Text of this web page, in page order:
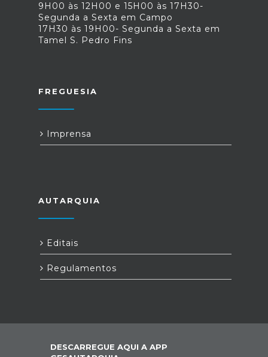
9H00 às 12H00 e 15H00 às 17H30-
Segunda a Sexta em Campo
17H30 às 19H00- Segunda a Sexta em
Tamel S. Pedro Fins
FREGUESIA
Imprensa
AUTARQUIA
Editais
Regulamentos
DESCARREGUE AQUI A APP